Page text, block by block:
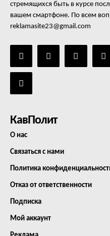
стремящихся быть в курсе
вашем смартфоне. По всем
reklamasite23@gmail.com
КавПолит
О нас
Связаться с нами
Политика
Отказ от ответственности
Подписка
Мой аккаунт